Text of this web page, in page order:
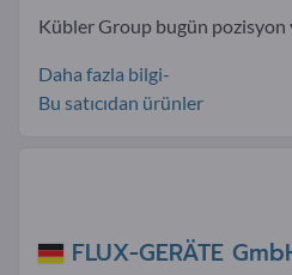
Kübler Group bugün pozisyon
Daha fazla bilgi-
Bu satıcıdan ürünler
FLUX-GERÄTE